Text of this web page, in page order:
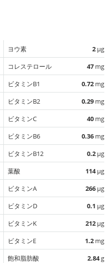
ヨウ素 2 µg
コレステロール
47 mg
ビタミンB1
0.72 mg
ビタミンB2
0.29 mg
ビタミンC
40 mg
ビタミンB6
0.36 mg
ビタミンB12
0.2 µg
葉酸
114µg
ビタミンA
266 µg
ビタミンD
0.1 µg
ビタミンK
212 µg
ビタミンE
1.2 mg
飽和脂肪酸
2.84g